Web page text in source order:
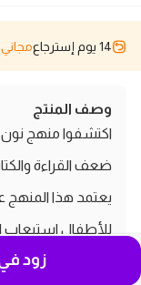
14 يوم إسترجاع مجاني
وصف المنتج
اكتشفوا منهج
ضعف القراءة
يعتمد هذا المنهج
للأطفال
عملية التعلمزود